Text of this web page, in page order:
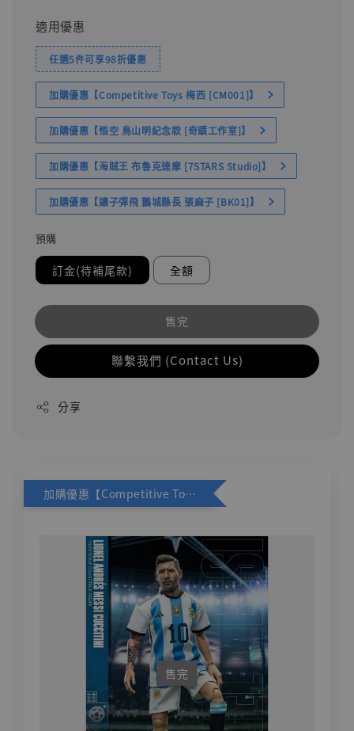
適用優惠
任選5件可享98折優惠
加購優惠【Competitive Toys 梅西 [CM001]】
加購優惠【悟空 鳥山明紀念款 [奇蹟工作室]】
加購優惠【海賊王 布魯克達摩 [7STARS Studio]】
加購優惠【讓子彈飛 鵝城縣長 張麻子 [BK01]】
預購
訂金(待補尾款) 全額
售完
聯繫我們 (Contact Us)
分享
加購優惠【Competitive Toys 梅西 [CM001]】
售完